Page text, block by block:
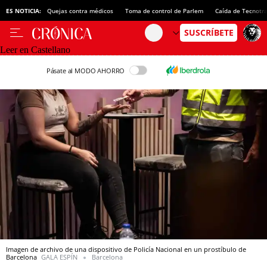
ES NOTICIA: Quejas contra médicos Toma de control de Parlem Caída de
Leer en Castellano
Pásate al MODO AHORRO
Imagen de archivo de una dispositivo de Policía Nacional en un prostíbulo de
Barcelona GALA ESPÍN Barcelona